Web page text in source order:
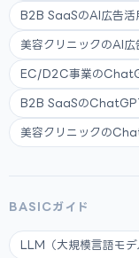
B2B SaaSのAI広告活
美容クリニックのAI
EC/D2C事業の
B2B SaaSの
美容クリニックの
BASICガイド
LLM（大規模言語モデ